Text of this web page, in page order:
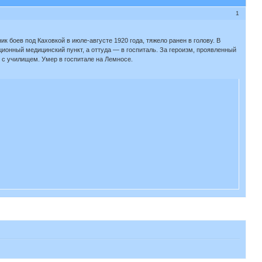
1
под Каховкой в июле-августе 1920 года, тяжело ранен в голову. В
медицинский пункт, а оттуда — в госпиталь. За героизм, проявленный
училищем. Умер в госпитале на Лемносе.